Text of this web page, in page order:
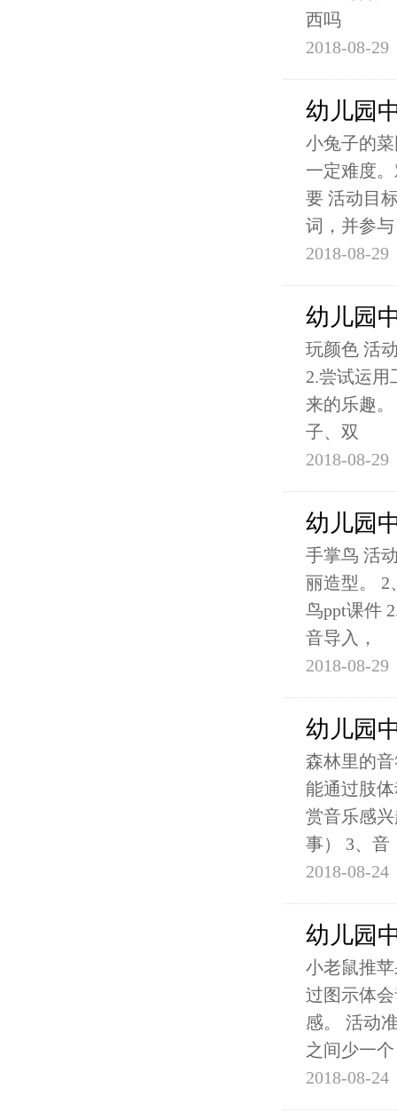
西吗
2018-08-29
幼儿园
小兔子的
一定难度
要 活动目
词，并参与
2018-08-29
幼儿园
玩颜色 活
2.尝试运用
来的乐趣
子、双
2018-08-29
幼儿园
手掌鸟 活
丽造型。 2
鸟ppt课件
音导入，
2018-08-29
幼儿园
森林里的
能通过肢
赏音乐感
事） 3、音
2018-08-24
幼儿园
小老鼠推
过图示体
感。 活动
之间少一个
2018-08-24